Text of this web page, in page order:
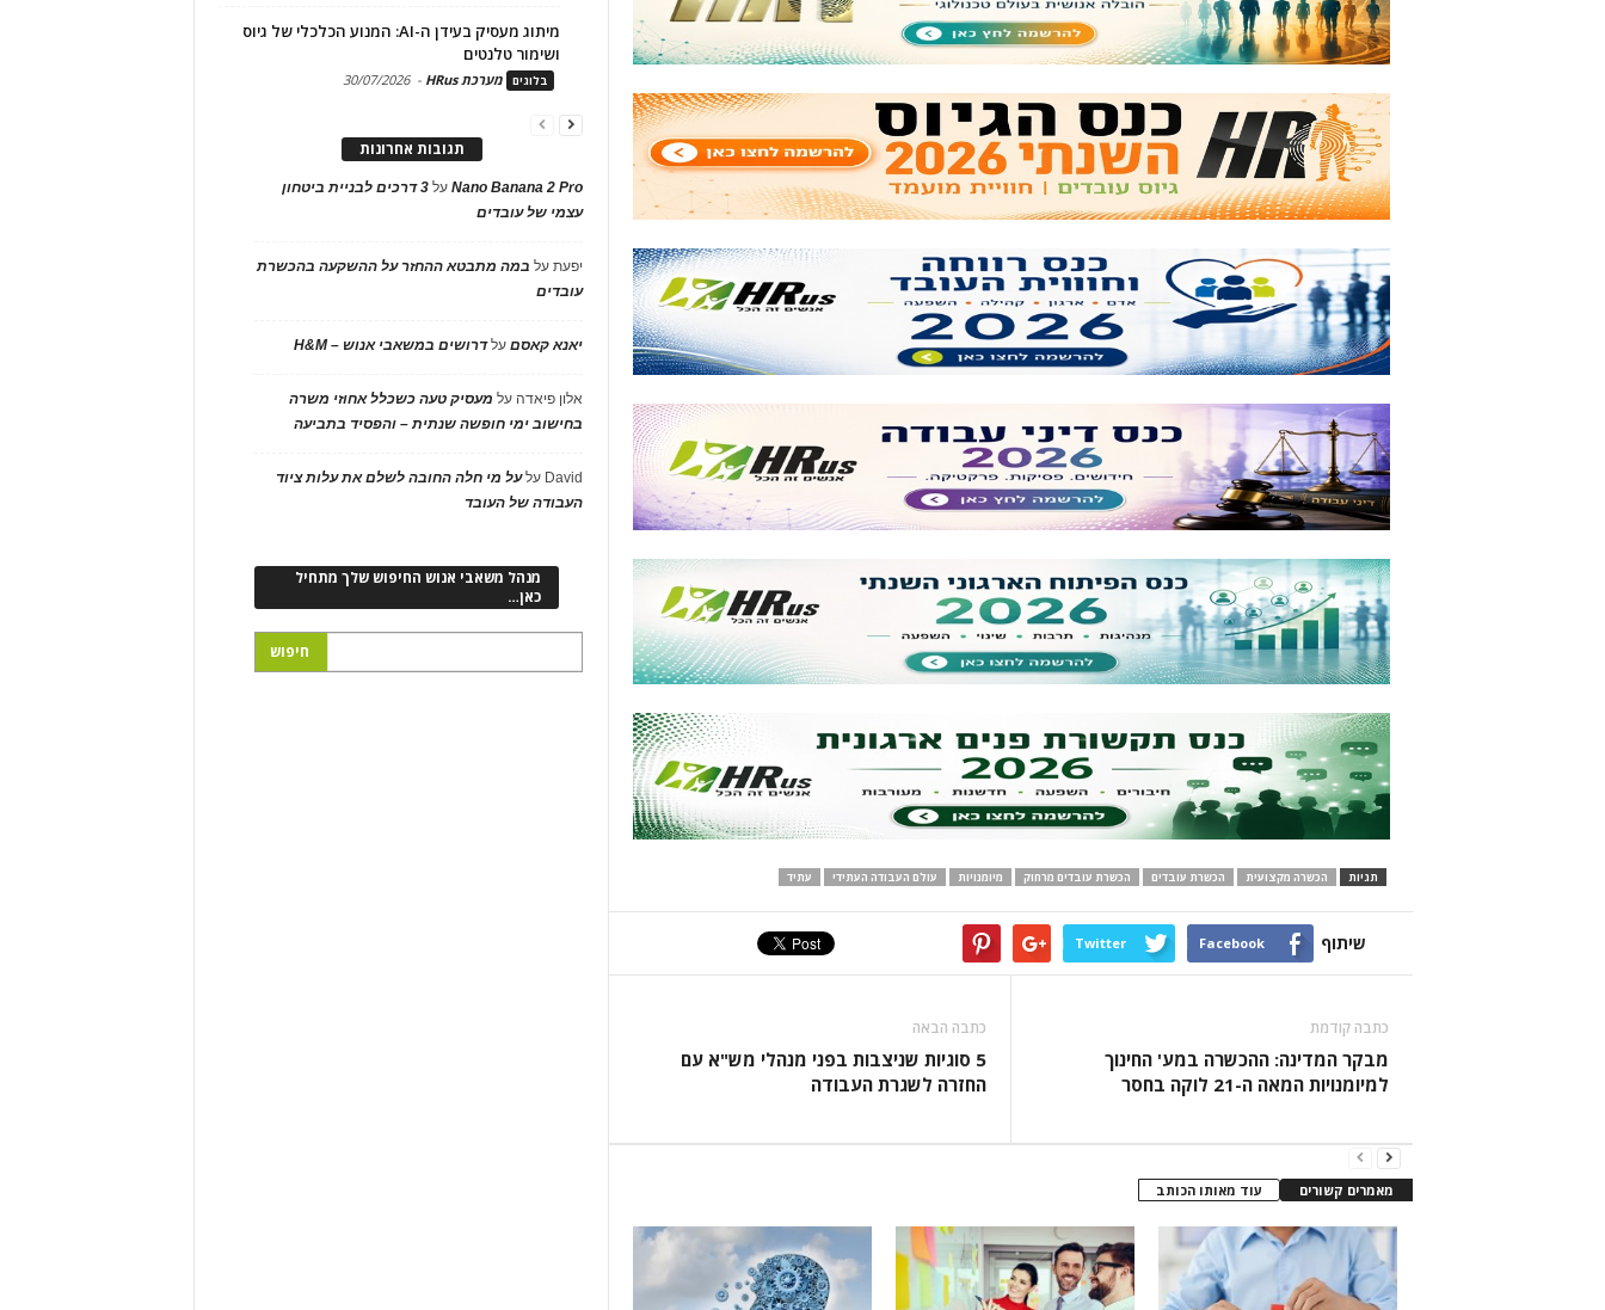
תגיות הכשרה מקצועית הכשרת עובדים הכשרת עובדים מרחוק מיומנויות עולם העבודה העתידי עתיד
שיתוף Facebook
Twitter
כתבה קודמת
מבקר המדינה: ההכשרה במע' החינוך
למיומנויות המאה ה-21 לוקה בחסר
כתבה הבאה
5 סוגיות שניצבות בפני מנהלי מש"א עם
החזרה לשגרת העבודה
מאמרים קשורים עוד מאותו הכותב
מיתוג מעסיק בעידן ה-AI: המנוע הכלכלי של גיוס
ושימור טלנטים
בלוגים מערכת HRus -
30/07/2026
תגובות אחרונות
Nano Banana 2 Proעל
3 דרכים לבניית ביטחון
עצמי של עובדים
יפעתעל במה מתבטא ההחזר על ההשקעה בהכשרת
עובדים
יאנא קאסםעלדרושים במשאבי אנוש – H&M
אלון פיאדה על מעסיק טעה כשכלל אחוזי משרה
בחישוב ימי חופשה שנתית – והפסיד בתביעה
David עלעל מי חלה החובה לשלם את עלות ציוד
העבודה של העובד
מנהל משאבי אנוש החיפוש שלך מתחיל
כאן…